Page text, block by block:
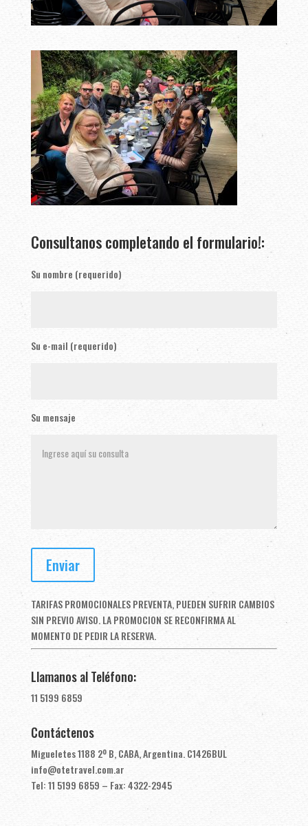
Consultanos completando el formulario!:
Su nombre (requerido)
Su e-mail (requerido)
Su mensaje
TARIFAS PROMOCIONALES PREVENTA, PUEDEN SUFRIR CAMBIOS
SIN PREVIO AVISO. LA PROMOCION SE RECONFIRMA AL
MOMENTO DE PEDIR LA RESERVA.
Llamanos al Teléfono:
11 5199 6859
Contáctenos
Migueletes 1188 2º B, CABA, Argentina. C1426BUL
info@otetravel.com.ar
Tel: 11 5199 6859 – Fax: 4322-2945